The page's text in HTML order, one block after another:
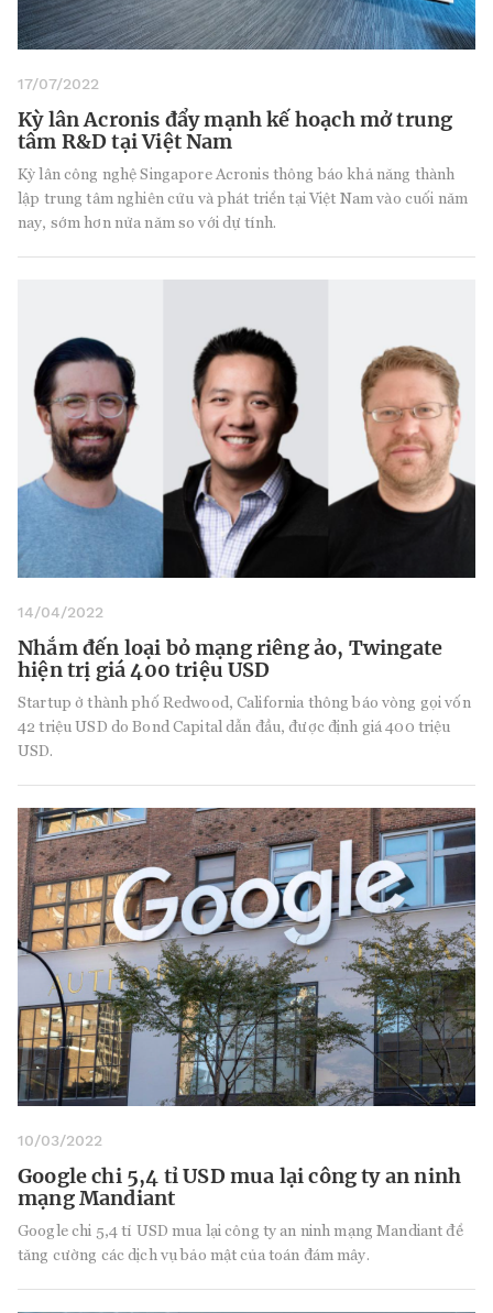
17/07/2022
Kỳ lân Acronis đẩy mạnh kế hoạch mở trung
tâm R&D tại Việt Nam
Kỳ lân công nghệ Singapore Acronis thông báo khả năng thành
lập trung tâm nghiên cứu và phát triển tại Việt Nam vào cuối năm
nay, sớm hơn nửa năm so với dự tính.
14/04/2022
Nhắm đến loại bỏ mạng riêng ảo, Twingate
hiện trị giá 400 triệu USD
Startup ở thành phố Redwood, California thông báo vòng gọi vốn
42 triệu USD do Bond Capital dẫn đầu, được định giá 400 triệu
USD.
10/03/2022
Google chi 5,4 tỉ USD mua lại công ty an ninh
mạng Mandiant
Google chi 5,4 tỉ USD mua lại công ty an ninh mạng Mandiant để
tăng cường các dịch vụ bảo mật của toán đám mây.